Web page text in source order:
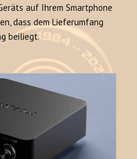
auf Ihrem Smartphone
dass dem Lieferumfang
beiliegt.